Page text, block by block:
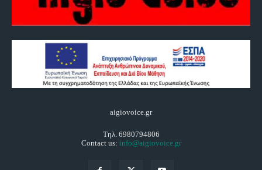
aigiovoice.gr
Τηλ. 6980794806
Contact us: info@aigiovoice.gr